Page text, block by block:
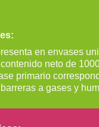
en envases
neto de
primario
a gases y